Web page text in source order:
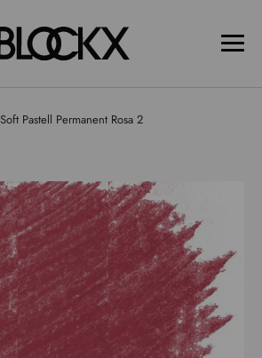
Soft Pastell Permanent Rosa 2